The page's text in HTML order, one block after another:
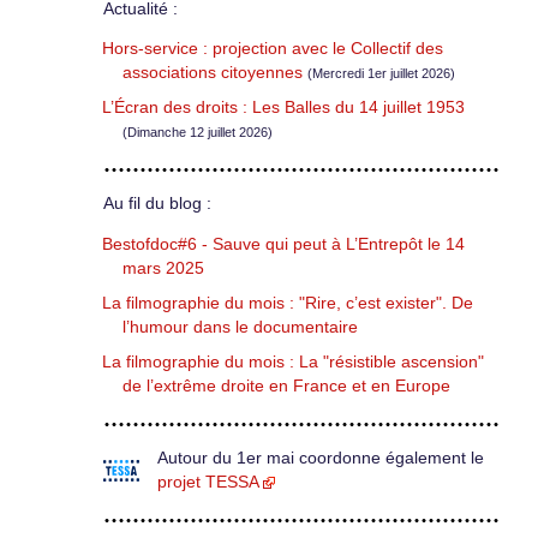
Actualité :
Hors-service : projection avec le Collectif des
associations citoyennes (Mercredi 1er juillet 2026)
L’Écran des droits : Les Balles du 14 juillet 1953
(Dimanche 12 juillet 2026)
Au fil du blog :
Bestofdoc#6 - Sauve qui peut à L’Entrepôt le 14
mars 2025
La filmographie du mois : "Rire, c’est exister". De
l’humour dans le documentaire
La filmographie du mois : La "résistible ascension"
de l’extrême droite en France et en Europe
Autour du 1er mai coordonne également le
projet TESSA